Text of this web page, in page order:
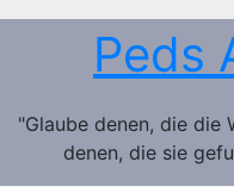
Zum
Peds
"Glaube denen, die die
denen, die sie